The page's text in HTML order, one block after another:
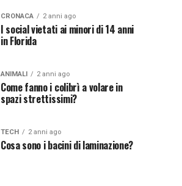
CRONACA 2 anni ago
I social vietati ai minori di 14 anni
in Florida
ANIMALI 2 anni ago
Come fanno i colibrì a volare in
spazi strettissimi?
TECH 2 anni ago
Cosa sono i bacini di laminazione?